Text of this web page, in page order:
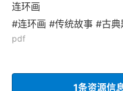
连环画
#连环画 #传统故事 #古
pdf
1条资源信